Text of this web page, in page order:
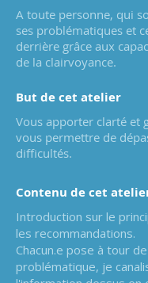
A toute personne, qui
ses problématiques et
derrière grâce aux
de la clairvoyance.
But de cet atelier
Vous apporter clarté et
vous permettre de
difficultés.
Contenu de cet
Introduction sur le
les recommandations.
Chacun.e pose à tour
problématique, je